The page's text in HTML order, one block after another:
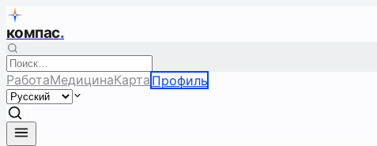
компас.
РаботаМедицинаКарта Профиль